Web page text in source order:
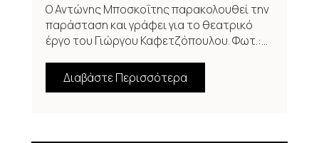
Ο Αντώνης Μποσκοΐτης παρακολουθεί την
παράσταση και γράφει για το θεατρικό
έργο του Γιώργου Καφετζόπουλου. Φωτ.:...
Διαβάστε Περισσότερα